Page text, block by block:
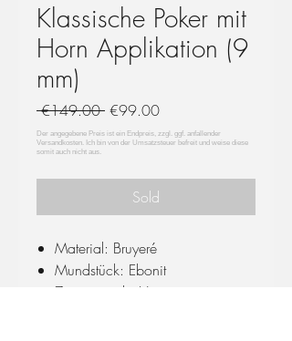
Klassische Poker mit
Horn Applikation (9
mm)
€149.00 Regular
Price
€99.00Sale
Price
Sold
Material: Bruyeré
Mundstück: Ebonit
Ziermaterial: Horn